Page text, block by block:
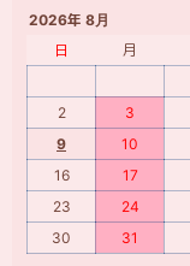
2026年 8月
日
月
2
3
9
10
16
17
23
24
30
31